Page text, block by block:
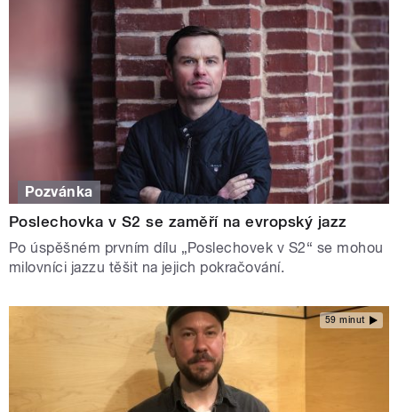
Pozvánka
Poslechovka v S2 se zaměří na evropský jazz
Po úspěšném prvním dílu „Poslechovek v S2“ se mohou
milovníci jazzu těšit na jejich pokračování.
59 minut